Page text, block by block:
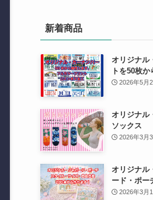
新着商品
オリジナル
トを50枚か
2026年5月
オリジナル
ソックス
2026年3月
オリジナル
ード・ポー
2026年3月